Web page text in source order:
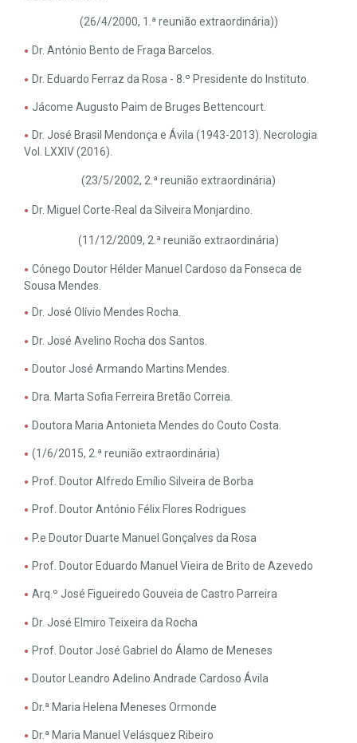
(26/4/2000, 1.ª reunião extraordinária))
Dr. António Bento de Fraga Barcelos.
Dr. Eduardo Ferraz da Rosa - 8.º Presidente do Instituto.
Jácome Augusto Paim de Bruges Bettencourt.
Dr. José Brasil Mendonça e Ávila (1943-2013). Necrologia
Vol. LXXIV (2016).
(23/5/2002, 2.ª reunião extraordinária)
Dr. Miguel Corte-Real da Silveira Monjardino.
(11/12/2009, 2.ª reunião extraordinária)
Cónego Doutor Hélder Manuel Cardoso da Fonseca de
Sousa Mendes.
Dr. José Olívio Mendes Rocha.
Dr. José Avelino Rocha dos Santos.
Doutor José Armando Martins Mendes.
Dra. Marta Sofia Ferreira Bretão Correia.
Doutora Maria Antonieta Mendes do Couto Costa.
(1/6/2015, 2.ª reunião extraordinária)
Prof. Doutor Alfredo Emílio Silveira de Borba
Prof. Doutor António Félix Flores Rodrigues
P.e Doutor Duarte Manuel Gonçalves da Rosa
Prof. Doutor Eduardo Manuel Vieira de Brito de Azevedo
Arq.º José Figueiredo Gouveia de Castro Parreira
Dr. José Elmiro Teixeira da Rocha
Prof. Doutor José Gabriel do Álamo de Meneses
Doutor Leandro Adelino Andrade Cardoso Ávila
Dr.ª Maria Helena Meneses Ormonde
Dr.ª Maria Manuel Velásquez Ribeiro